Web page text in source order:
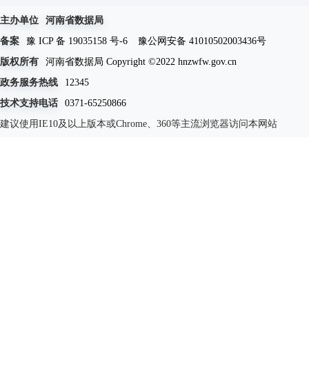
主办单位
河南省数据局
备案
豫 ICP 备 19035158 号-6
豫公网安备 41010502003436号
版权所有
河南省数据局 Copyright ©2022 hnzwfw.gov.cn
政务服务热线
12345
技术支持电话
0371-65250866
建议使用IE10及以上版本或Chrome、360等主流浏览器访问本网站